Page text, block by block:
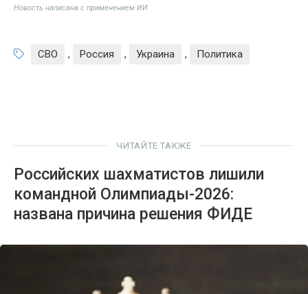
Новость написана с применением ИИ
СВО , Россия , Украина , Политика
ЧИТАЙТЕ ТАКЖЕ
Российских шахматистов лишили
командной Олимпиады-2026:
названа причина решения ФИДЕ